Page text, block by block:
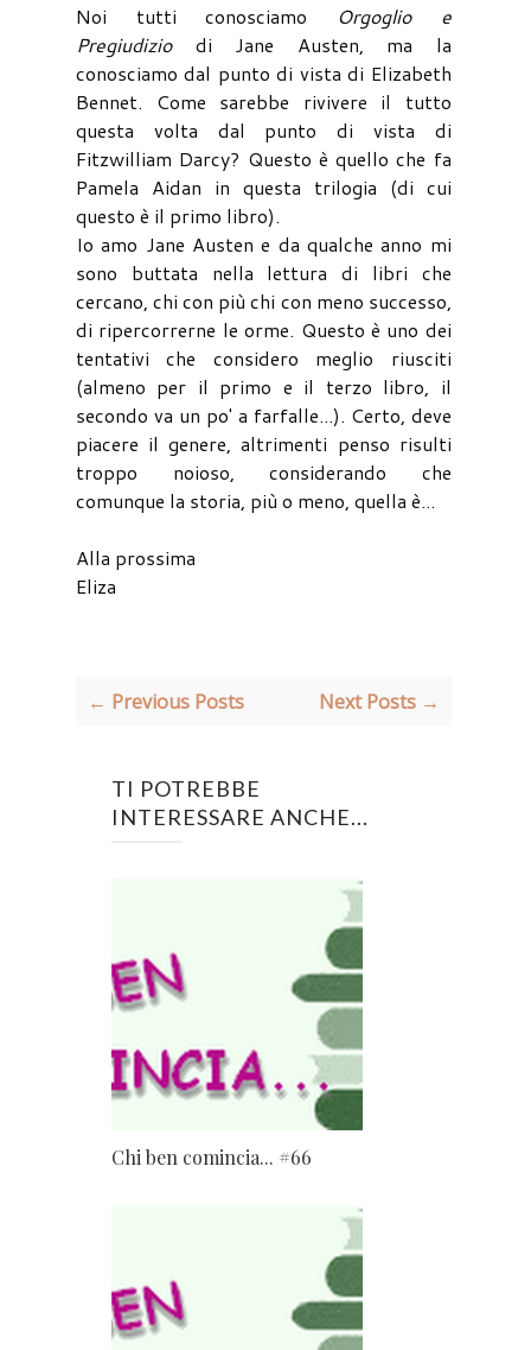
Noi tutti conosciamo Orgoglio e
Pregiudiziodi Jane Austen, ma la
conosciamo dal punto di vista di Elizabeth
Bennet. Come sarebbe rivivere il tutto
questa volta dal punto di vista di
Fitzwilliam Darcy? Questo è quello che fa
Pamela Aidan in questa trilogia (di cui
questo è il primo libro).
Io amo Jane Austen e da qualche anno mi
sono buttata nella lettura di libri che
cercano, chi con più chi con meno successo,
di ripercorrerne le orme. Questo è uno dei
tentativi che considero meglio riusciti
(almeno per il primo e il terzo libro, il
secondo va un po' a farfalle...). Certo, deve
piacere il genere, altrimenti penso risulti
troppo noioso, considerando che
comunque la storia, più o meno, quella è...
Alla prossima
Eliza
← Previous Posts Next Posts →
TI POTREBBE
INTERESSARE ANCHE...
Chi ben comincia... #66